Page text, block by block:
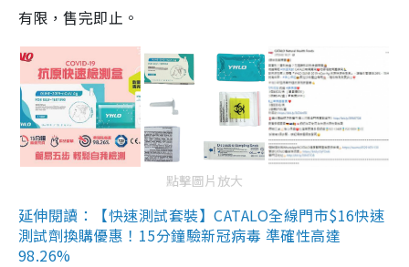
有限，售完即止。
點擊圖片放大
延伸閱讀：【快速測試套裝】CATALO全線門市$16快速
測試劑換購優惠！15分鐘驗新冠病毒 準確性高達
98.26%